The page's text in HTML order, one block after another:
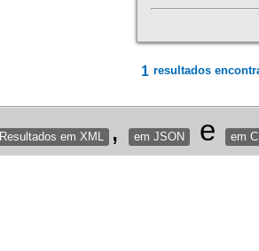
1 resultados
Resultados em XML , em JSON e em